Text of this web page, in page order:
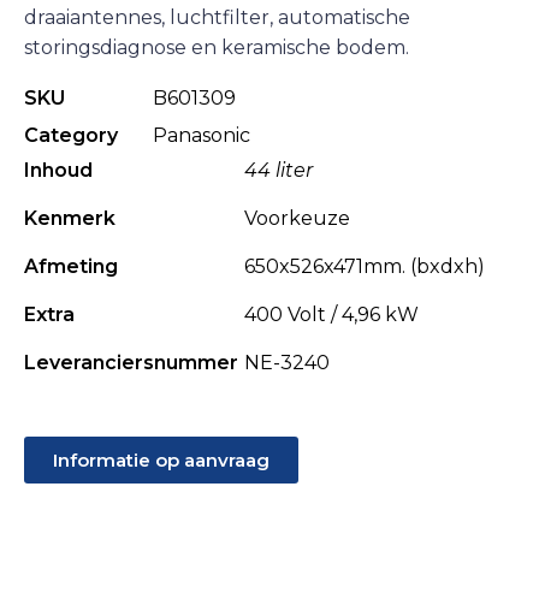
draaiantennes, luchtfilter, automatische
storingsdiagnose en keramische bodem.
SKU
B601309
Category
Panasonic
Inhoud
44 liter
Kenmerk Voorkeuze
Afmeting 650x526x471mm. (bxdxh)
Extra 400 Volt / 4,96 kW
Leveranciersnummer NE-3240
Informatie op aanvraag